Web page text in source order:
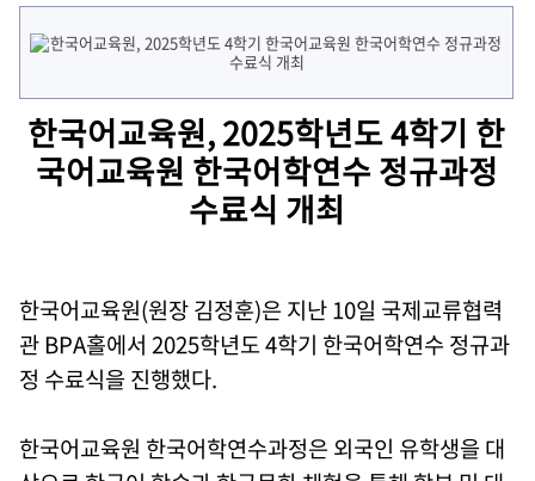
한국어교육원, 2025학년도 4학기 한
국어교육원 한국어학연수 정규과정
수료식 개최
한국어교육원(원장 김정훈)은 지난 10일 국제교류협력
관 BPA홀에서 2025학년도 4학기 한국어학연수 정규과
정 수료식을 진행했다.
한국어교육원 한국어학연수과정은 외국인 유학생을 대